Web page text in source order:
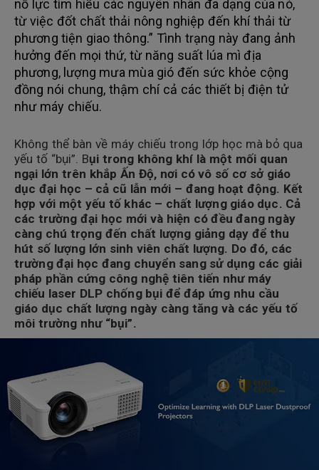
nỗ lực tìm hiểu các nguyên nhân đa dạng của nó,
từ việc đốt chất thải nông nghiệp đến khí thải từ
phương tiện giao thông.” Tình trạng này đang ảnh
hưởng đến mọi thứ, từ năng suất lúa mì địa
phương, lượng mưa mùa gió đến sức khỏe cộng
đồng nói chung, thậm chí cả các thiết bị điện tử
như máy chiếu.
Không thể bàn về máy chiếu trong lớp học mà bỏ qua
yếu tố “bụi”. Bụi trong không khí là một mối quan
ngại lớn trên khắp Ấn Độ, nơi có vô số cơ sở giáo
dục đại học – cả cũ lẫn mới – đang hoạt động. Kết
hợp với một yếu tố khác – chất lượng giáo dục. Cả
các trường đại học mới và hiện có đều đang ngày
càng chú trọng đến chất lượng giảng dạy để thu
hút số lượng lớn sinh viên chất lượng. Do đó, các
trường đại học đang chuyển sang sử dụng các giải
pháp phần cứng công nghệ tiên tiến như máy
chiếu laser DLP chống bụi để đáp ứng nhu cầu
giáo dục chất lượng ngày càng tăng và các yếu tố
môi trường như “bụi”.